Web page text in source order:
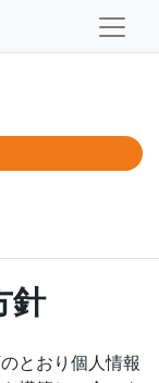
針
とおり個人情報